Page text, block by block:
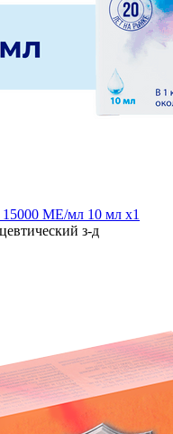
МЕ/мл 10 мл x1
з-д